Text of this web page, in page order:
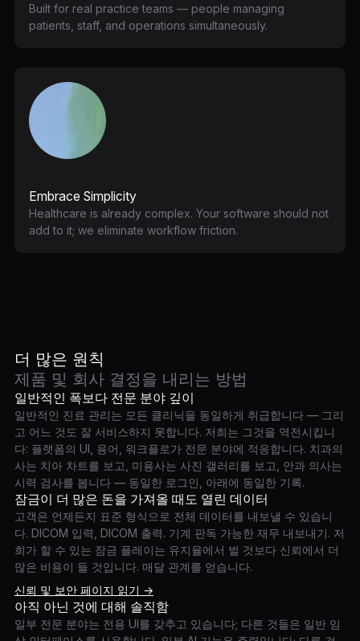
Built for real practice teams — people managing
patients, staff, and operations simultaneously.
Embrace Simplicity
Healthcare is already complex. Your software should not
add to it; we eliminate workflow friction.
더 많은 원칙
제품 및 회사 결정을 내리는 방법
일반적인 폭보다 전문 분야 깊이
일반적인 진료 관리는 모든 클리닉을 동일하게 취급합니다 — 그리
고 어느 것도 잘 서비스하지 못합니다. 저희는 그것을 역전시킵니
다: 플랫폼의 UI, 용어, 워크플로가 전문 분야에 적응합니다. 치과의
사는 치아 차트를 보고, 미용사는 사진 갤러리를 보고, 안과 의사는
시력 검사를 봅니다 — 동일한 로그인, 아래에 동일한 기록.
잠금이 더 많은 돈을 가져올 때도 열린 데이터
고객은 언제든지 표준 형식으로 전체 데이터를 내보낼 수 있습니
다. DICOM 입력, DICOM 출력. 기계 판독 가능한 재무 내보내기. 저
희가 할 수 있는 잠금 플레이는 유지율에서 벌 것보다 신뢰에서 더
많은 비용이 들 것입니다. 매달 관계를 얻습니다.
신뢰 및 보안 페이지 읽기 →
아직 아닌 것에 대해 솔직함
일부 전문 분야는 전용 UI를 갖추고 있습니다; 다른 것들은 일반 임